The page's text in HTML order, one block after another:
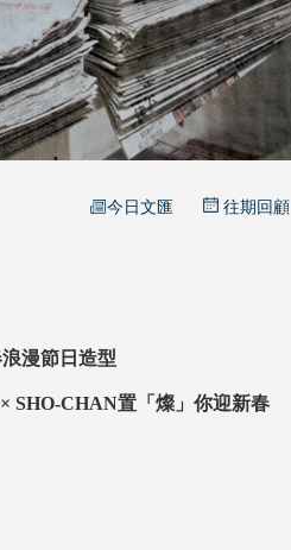
今日文匯 往期回顧
搭迎馬年 早春浪漫節日造型
SHO-CHAN置「燦」你迎新春